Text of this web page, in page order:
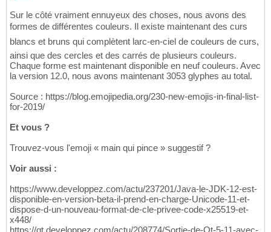
Sur le côté vraiment ennuyeux des choses, nous avons des
formes de différentes couleurs. Il existe maintenant des curs
blancs et bruns qui complètent larc-en-ciel de couleurs de curs,
ainsi que des cercles et des carrés de plusieurs couleurs.
Chaque forme est maintenant disponible en neuf couleurs. Avec
la version 12.0, nous avons maintenant 3053 glyphes au total.
Source : https://blog.emojipedia.org/230-new-emojis-in-final-list-
for-2019/
Et vous ?
Trouvez-vous l'emoji « main qui pince » suggestif ?
Voir aussi :
https://www.developpez.com/actu/237201/Java-le-JDK-12-est-
disponible-en-version-beta-il-prend-en-charge-Unicode-11-et-
dispose-d-un-nouveau-format-de-cle-privee-code-x25519-et-
x448/